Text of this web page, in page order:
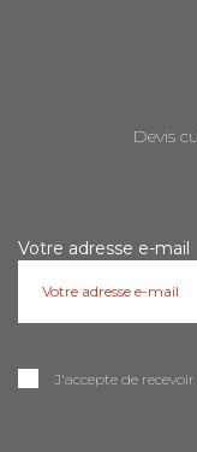
Devis
Votre adresse e-mail
J'accepte de